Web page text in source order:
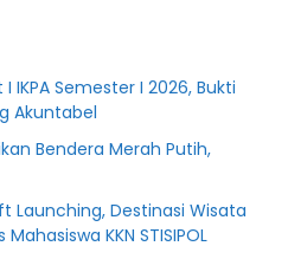
IKPA Semester I 2026, Bukti
Akuntabel
Bendera Merah Putih,
Launching, Destinasi Wisata
KKN STISIPOL